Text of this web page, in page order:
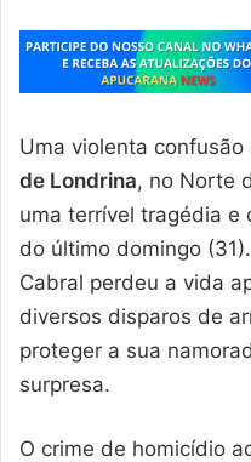
Uma violenta confusão
de Londrina, no Norte
uma terrível tragédia e
do último domingo
Cabral perdeu a vida
diversos disparos de
proteger a sua
surpresa.
O crime de homicídio